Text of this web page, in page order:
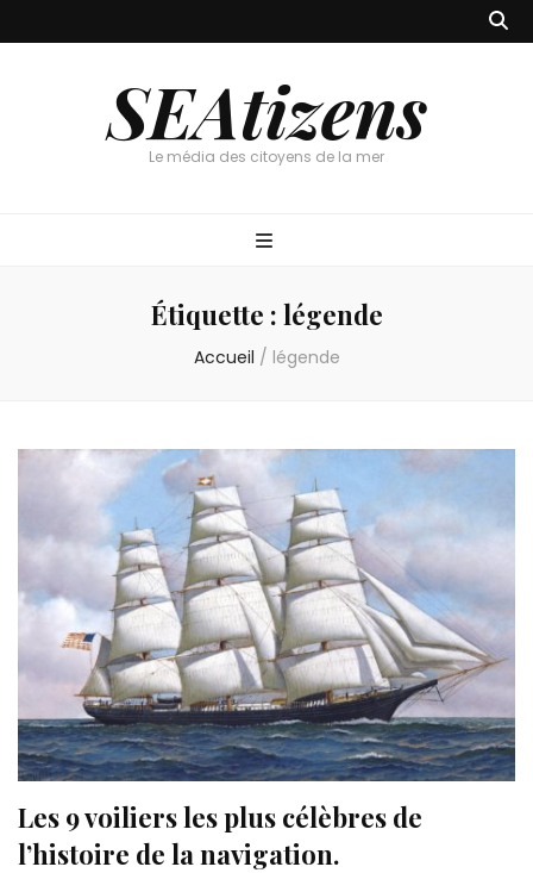
SEAtizens
Le média des citoyens de la mer
Étiquette : légende
Accueil / légende
Les 9 voiliers les plus célèbres de
l’histoire de la navigation.